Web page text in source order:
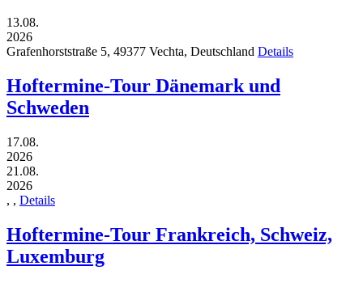
13.08.
2026
Grafenhorststraße 5, 49377 Vechta, Deutschland Details
Hoftermine-Tour Dänemark und
Schweden
17.08.
2026
21.08.
2026
, , Details
Hoftermine-Tour Frankreich, Schweiz,
Luxemburg